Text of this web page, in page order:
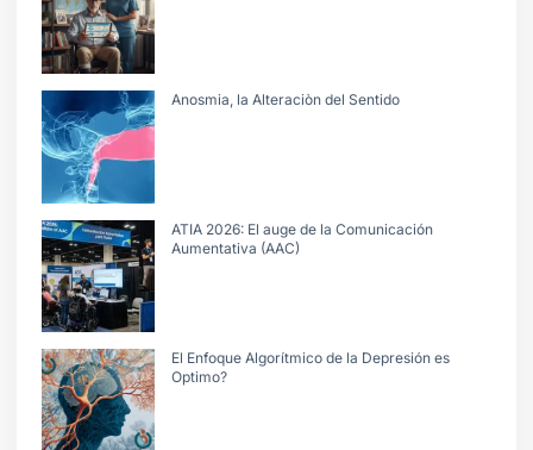
Anosmia, la Alteraciòn del Sentido
ATIA 2026: El auge de la Comunicación
Aumentativa (AAC)
El Enfoque Algorítmico de la Depresión es
Optimo?